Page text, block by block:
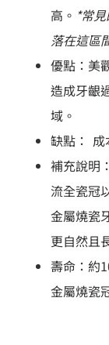
高。 *常
落在這區
優點：美
造成牙齦
域。
缺點： 成
補充說明
流全瓷冠
金屬燒瓷
更自然且
壽命：約
金屬燒瓷